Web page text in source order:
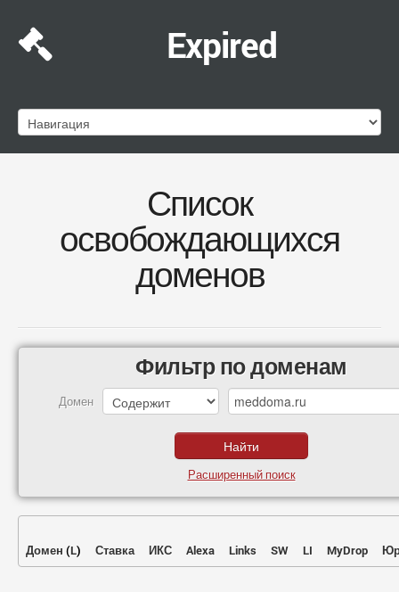
Expired
Список
освобождающихся
доменов
Фильтр по доменам
Домен
Расширенный поиск
Домен (L) Ставка ИКС Alexa Links SW LI MyDrop